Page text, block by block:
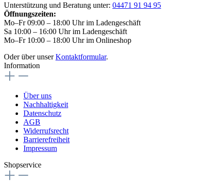
Unterstützung und Beratung unter: 04471 91 94 95
Öffnungszeiten:
Mo–Fr 09:00 – 18:00 Uhr im Ladengeschäft
Sa 10:00 – 16:00 Uhr im Ladengeschäft
Mo–Fr 10:00 – 18:00 Uhr im Onlineshop
Oder über unserKontaktformular.
Information
Über uns
Nachhaltigkeit
Datenschutz
AGB
Widerrufsrecht
Barrierefreiheit
Impressum
Shopservice